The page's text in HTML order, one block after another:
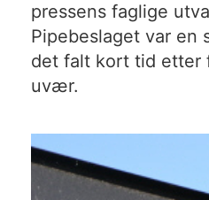
pressens faglige
Pipebeslaget var en
det falt kort tid etter
uvær.